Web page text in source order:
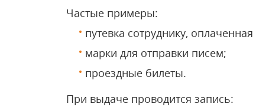
Частые примеры:
путевка сотруднику,
марки для отправки писем;
проездные билеты.
При выдаче проводится запись: